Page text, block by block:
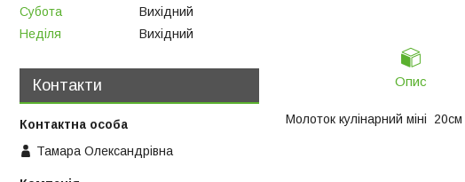
Опис
Молоток кулінарний міні 20см
Субота
Вихідний
Неділя
Вихідний
Контакти
Тамара Олександрівна